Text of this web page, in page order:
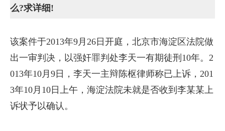
么?求详细!
该案件于2013年9月26日开庭，北京市海淀区法院做
出一审判决，以强奸罪判处李天一有期徒刑10年。2
013年10月9日，李天一主辩陈枢律师称已上诉，201
3年10月10日上午，海淀法院未就是否收到李某某上
诉状予以确认。